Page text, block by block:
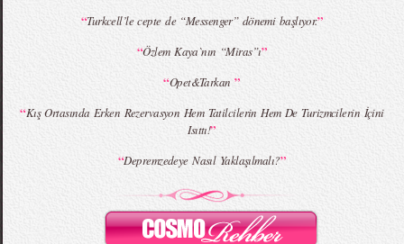
“Turkcell’le cepte de “Messenger” dönemi başlıyor.”
“Özlem Kaya`nın “Miras”ı”
“Opet&Tarkan”
“Kış Ortasında Erken Rezervasyon Hem Tatilcilerin Hem De Turizmcilerin İçini
Isıttı!”
“Depremzedeye Nasıl Yaklaşılmalı?”